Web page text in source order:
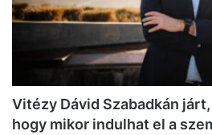
Vitézy Dávid Szabadkán
hogy mikor indulhat el a